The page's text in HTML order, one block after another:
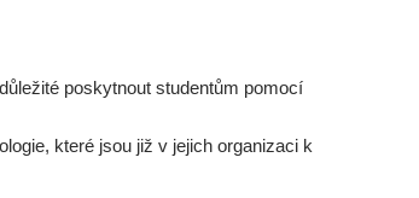
poskytnout studentům pomocí
které jsou již v jejich organizaci k